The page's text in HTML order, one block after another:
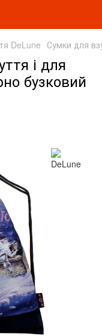
DeLune Сумки для
і для
бузковий